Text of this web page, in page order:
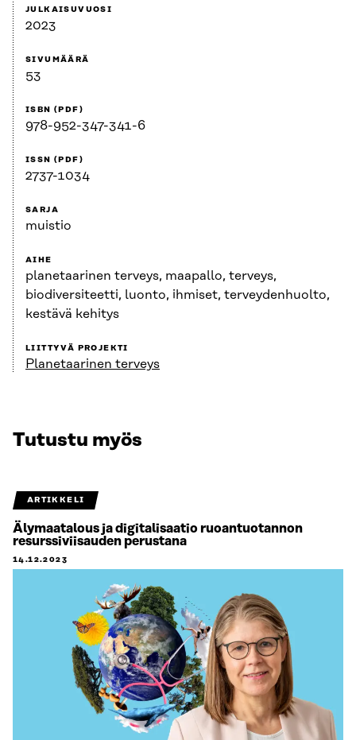
JULKAISUVUOSI
2023
SIVUMÄÄRÄ
53
ISBN (PDF)
978-952-347-341-6
ISSN (PDF)
2737-1034
SARJA
muistio
AIHE
planetaarinen terveys, maapallo, terveys,
biodiversiteetti, luonto, ihmiset, terveydenhuolto,
kestävä kehitys
LIITTYVÄ PROJEKTI
Planetaarinen terveys
Tutustu myös
ARTIKKELI
Älymaatalous ja digitalisaatio ruoantuotannon
resurssiviisauden perustana
14.12.2023